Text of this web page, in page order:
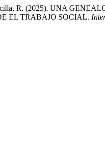
R. (2025). UNA
EL TRABAJO SOCIAL.